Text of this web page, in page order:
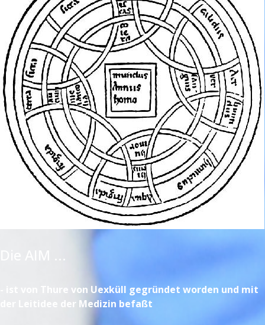
Die AIM ...
- ist von Thure von Uexküll gegründet worden und mit
der Leitidee der Medizin befaßt